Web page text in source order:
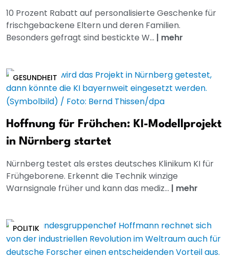
10 Prozent Rabatt auf personalisierte Geschenke für
frischgebackene Eltern und deren Familien.
Besonders gefragt sind bestickte W... | mehr
GESUNDHEIT
Hoffnung für Frühchen: KI-Modellprojekt
in Nürnberg startet
Nürnberg testet als erstes deutsches Klinikum KI für
Frühgeborene. Erkennt die Technik winzige
Warnsignale früher und kann das mediz... | mehr
POLITIK